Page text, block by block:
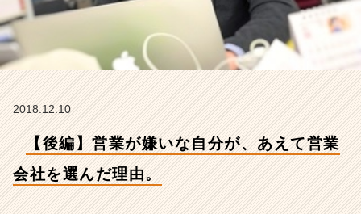
R
の
タ
イ
2018.12.10
【後編】営業が嫌いな自分が、あえて営業
会社を選んだ理由。